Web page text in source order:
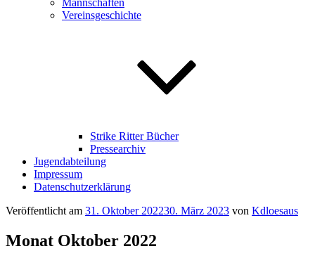
Mannschaften
Vereinsgeschichte
Strike Ritter Bücher
Pressearchiv
Jugendabteilung
Impressum
Datenschutzerklärung
Veröffentlicht am 31. Oktober 202230. März 2023 von Kdloesaus
Monat Oktober 2022